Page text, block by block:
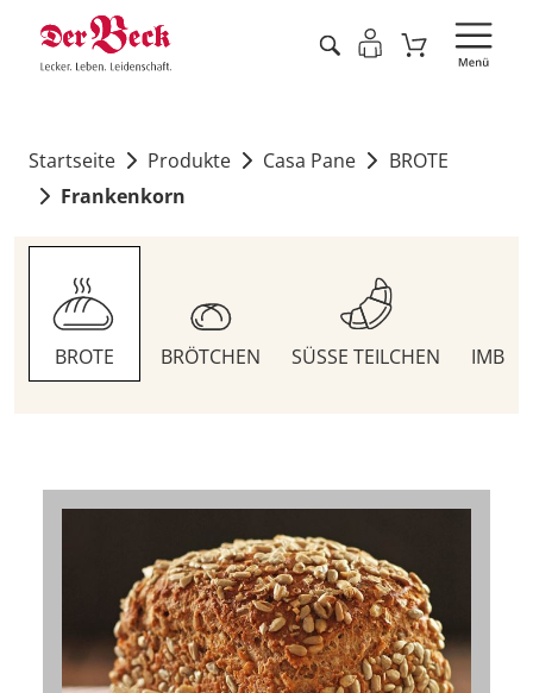
Startseite Produkte Casa Pane
BROTE
Frankenkorn
BROTE BRÖTCHEN SÜSSE TEILCHEN